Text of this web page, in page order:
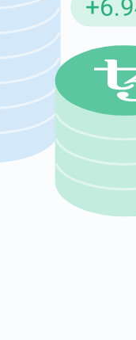
Abonneer
Ontvang als